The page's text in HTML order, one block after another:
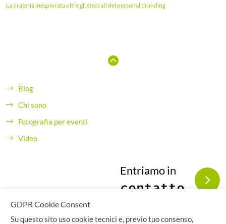
La prateria inesplorata oltre gli steccati del personal branding
Blog
Chi sono
Fotografia per eventi
Video
Entriamo in
contatto
GDPR Cookie Consent
Su questo sito uso cookie tecnici e, previo tuo consenso,